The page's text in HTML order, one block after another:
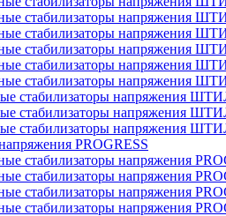
стабилизаторы напряжения
стабилизаторы напряжения
стабилизаторы напряжения
стабилизаторы напряжения
стабилизаторы напряжения
стабилизаторы напряжения
стабилизаторы напряжения
стабилизаторы напряжения
PROGRESS
стабилизаторы напряжения
стабилизаторы напряжения
стабилизаторы напряжения
стабилизаторы напряжения